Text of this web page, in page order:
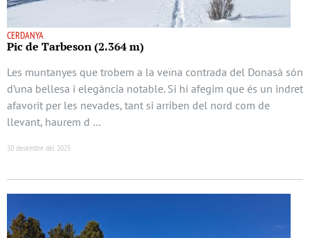
CERDANYA
Pic de Tarbeson (2.364 m)
Les muntanyes que trobem a la veïna contrada del Donasà són
d’una bellesa i elegància notable. Si hi afegim que és un indret
afavorit per les nevades, tant si arriben del nord com de
llevant, haurem d …
30 desembre del 2025